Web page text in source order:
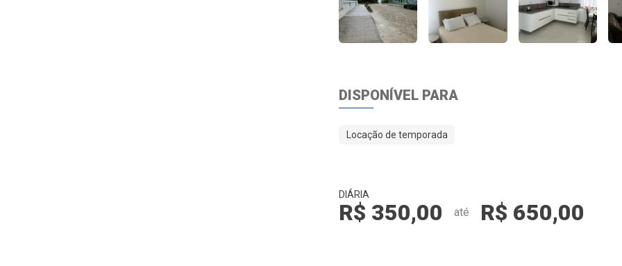
DISPONÍVEL PARA
Locação de temporada
DIÁRIA
R$ 350,00 até R$ 650,00